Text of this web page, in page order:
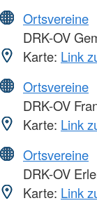
Ortsvereine
DRK-OV
Karte: Link
Ortsvereine
DRK-OV
Karte: Link
Ortsvereine
DRK-OV
Karte: Link